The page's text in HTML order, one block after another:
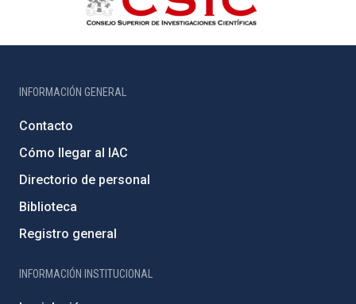
INFORMACIÓN GENERAL
Contacto
Cómo llegar al IAC
Directorio de personal
Biblioteca
Registro general
INFORMACIÓN INSTITUCIONAL